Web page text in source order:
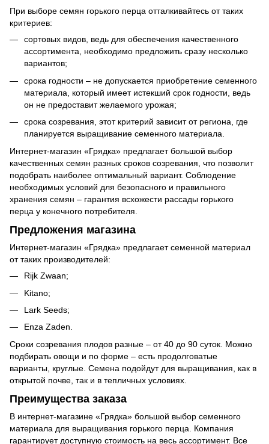
При выборе семян горького перца отталкивайтесь от таких
критериев:
сортовых видов, ведь для обеспечения качественного
ассортимента, необходимо предложить сразу несколько
вариантов;
срока годности – не допускается приобретение семенного
материала, который имеет истекший срок годности, ведь
он не предоставит желаемого урожая;
срока созревания, этот критерий зависит от региона, где
планируется выращивание семенного материала.
Интернет-магазин «Грядка» предлагает большой выбор
качественных семян разных сроков созревания, что позволит
подобрать наиболее оптимальный вариант. Соблюдение
необходимых условий для безопасного и правильного
хранения семян – гарантия всхожести рассады горького
перца у конечного потребителя.
Предложения магазина
Интернет-магазин «Грядка» предлагает семенной материал
от таких производителей:
Rijk Zwaan;
Kitano;
Lark Seeds;
Enza Zaden.
Сроки созревания плодов разные – от 40 до 90 суток. Можно
подбирать овощи и по форме – есть продолговатые
варианты, круглые. Семена подойдут для выращивания, как в
открытой почве, так и в тепличных условиях.
Преимущества заказа
В интернет-магазине «Грядка» большой выбор семенного
материала для выращивания горького перца. Компания
гарантирует доступную стоимость на весь ассортимент. Все